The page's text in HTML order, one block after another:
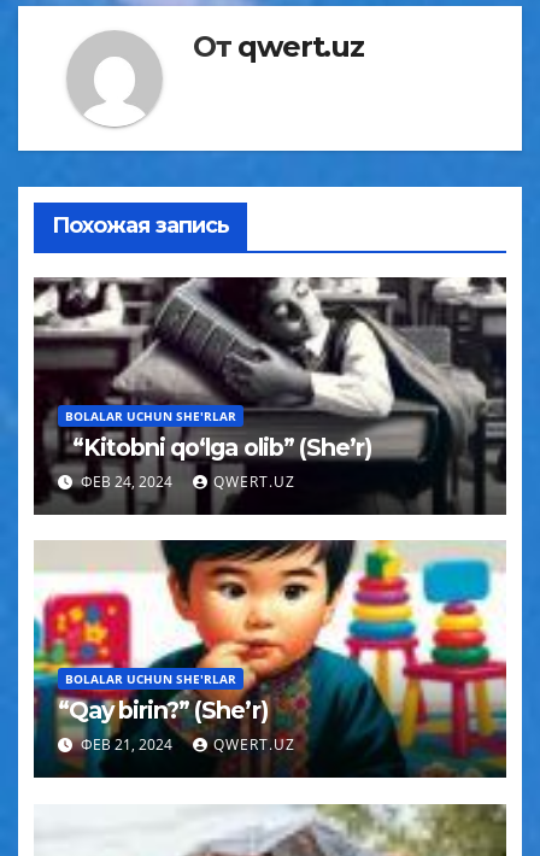
От qwert.uz
Похожая запись
BOLALAR UCHUN SHE'RLAR
“Kitobni qo‘lga olib” (She’r)
ФЕВ 24, 2024 QWERT.UZ
BOLALAR UCHUN SHE'RLAR
“Qay birin?” (She’r)
ФЕВ 21, 2024 QWERT.UZ